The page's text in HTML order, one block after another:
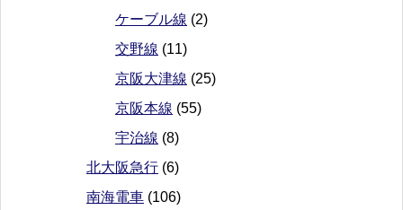
ケーブル線 (2)
交野線 (11)
京阪大津線 (25)
京阪本線 (55)
宇治線 (8)
北大阪急行 (6)
南海電車 (106)